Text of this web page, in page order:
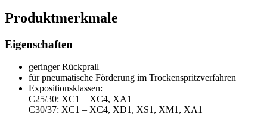
Produktmerkmale
Eigenschaften
geringer Rückprall
für pneumatische Förderung im Trockenspritzverfahren
Expositionsklassen:
C25/30: XC1 – XC4, XA1
C30/37: XC1 – XC4, XD1, XS1, XM1, XA1